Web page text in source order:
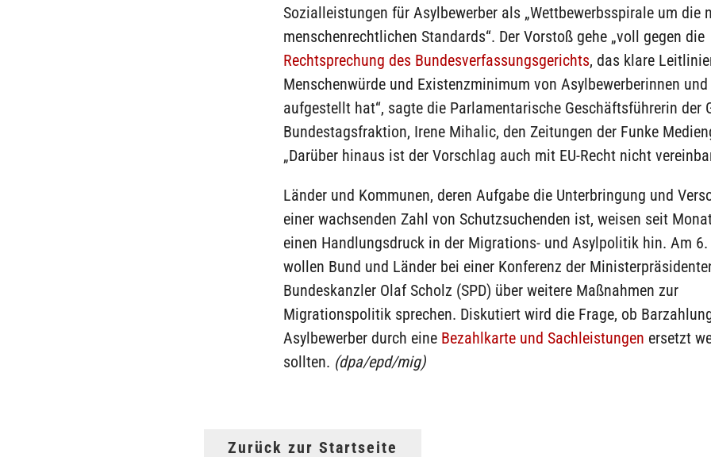
Sozialleistungen für Asylbewerber als „Wettbewerbsspirale um die
menschenrechtlichen Standards“. Der Vorstoß gehe „voll gegen die
Rechtsprechung des Bundesverfassungsgerichts, das klare
Menschenwürde und Existenzminimum von Asylbewerberinnen und
aufgestellt hat“, sagte die Parlamentarische Geschäftsführerin der
Bundestagsfraktion, Irene Mihalic, den Zeitungen der Funke
„Darüber hinaus ist der Vorschlag auch mit EU-Recht nicht
Länder und Kommunen, deren Aufgabe die Unterbringung und
einer wachsenden Zahl von Schutzsuchenden ist, weisen seit
einen Handlungsdruck in der Migrations- und Asylpolitik hin. Am 6.
wollen Bund und Länder bei einer Konferenz der
Bundeskanzler Olaf Scholz (SPD) über weitere Maßnahmen zur
Migrationspolitik sprechen. Diskutiert wird die Frage, ob
Asylbewerber durch eine Bezahlkarte und Sachleistungen ersetzt
sollten. (dpa/epd/mig)
Zurück zur Startseite